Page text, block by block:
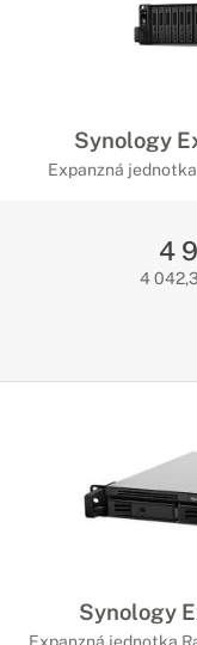
Synology
Expanzná
4
4
Synology
Expanzná jednotka